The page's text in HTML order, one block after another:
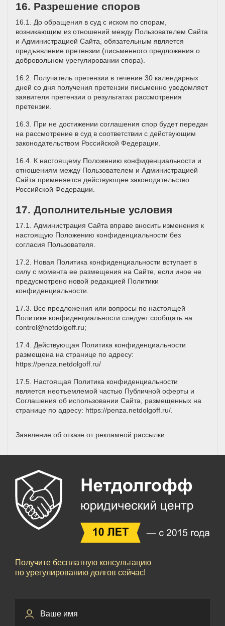
16. Разрешение споров
16.1. До обращения в суд с иском по спорам,
возникающим из отношений между Пользователем Сайта
и Администрацией Сайта, обязательным является
предъявление претензии (письменного предложения о
добровольном урегулировании спора).
16.2. Получатель претензии в течение 30 календарных
дней со дня получения претензии письменно уведомляет
заявителя претензии о результатах рассмотрения
претензии.
16.3. При не достижении соглашения спор будет передан
на рассмотрение в суд в соответствии с действующим
законодательством Российской Федерации.
16.4. К настоящему Положению конфиденциальности и
отношениям между Пользователем и Администрацией
Сайта применяется действующее законодательство
Российской Федерации.
17. Дополнительные условия
17.1. Администрация Сайта вправе вносить изменения к
настоящую Положению конфиденциальности без
согласия Пользователя.
17.2. Новая Политика конфиденциальности вступает в
силу с момента ее размещения на Сайте, если иное не
предусмотрено новой редакцией Политики
конфиденциальности.
17.3. Все предложения или вопросы по настоящей
Политике конфиденциальности следует сообщать на
control@netdolgoff.ru;
17.4. Действующая Политика конфиденциальности
размещена на странице по адресу:
https://penza.netdolgoff.ru/
17.5. Настоящая Политика конфиденциальности
является неотъемлемой частью Публичной оферты и
Соглашения об использовании Сайта, размещенных на
странице по адресу: https://penza.netdolgoff.ru/
Заявление об отказе от рекламной рассылки
Получите бесплатную консультацию
по урегулированию долгов сейчас!